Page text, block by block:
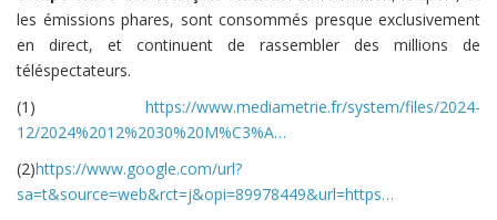
les émissions phares, sont consommés presque exclusivement
en direct, et continuent de rassembler des millions de
téléspectateurs.
(1) https://www.mediametrie.fr/system/files/2024-
12/2024%2012%2030%20M%C3%A…
(2)https://www.google.com/url?
sa=t&source=web&rct=j&opi=89978449&url=https…